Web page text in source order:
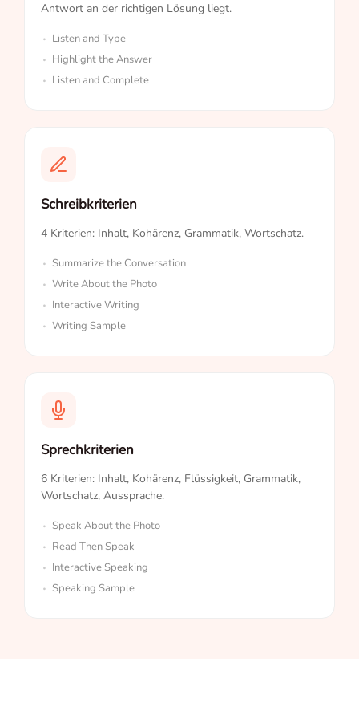
Antwort an der richtigen Lösung liegt.
Listen and Type
Highlight the Answer
Listen and Complete
Schreibkriterien
4 Kriterien: Inhalt, Kohärenz, Grammatik, Wortschatz.
Summarize the Conversation
Write About the Photo
Interactive Writing
Writing Sample
Sprechkriterien
6 Kriterien: Inhalt, Kohärenz, Flüssigkeit, Grammatik,
Wortschatz, Aussprache.
Speak About the Photo
Read Then Speak
Interactive Speaking
Speaking Sample